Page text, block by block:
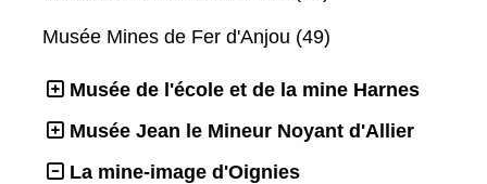
Musée Mines de Fer d'Anjou (49)
Musée de l'école et de la mine Harnes
Musée Jean le Mineur Noyant d'Allier
La mine-image d'Oignies